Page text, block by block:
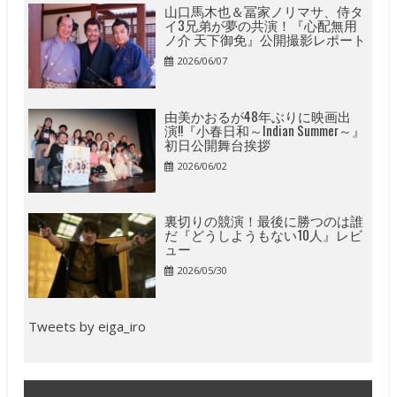
山口馬木也＆冨家ノリマサ、侍タ
イ3兄弟が夢の共演！『心配無用
ノ介 天下御免』公開撮影レポート
2026/06/07
由美かおるが48年ぶりに映画出
演!!『小春日和～Indian Summer～』
初日公開舞台挨拶
2026/06/02
裏切りの競演！最後に勝つのは誰
だ『どうしようもない10人』レビ
ュー
2026/05/30
Tweets by eiga_iro